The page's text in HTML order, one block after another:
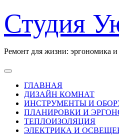
к
содержанию
Студия
Ремонт для жизни: эргономика и
ГЛАВНАЯ
ДИЗАЙН КОМНАТ
ИНСТРУМЕНТЫ И
ПЛАНИРОВКИ И
ТЕПЛОИЗОЛЯЦИЯ
ЭЛЕКТРИКА И